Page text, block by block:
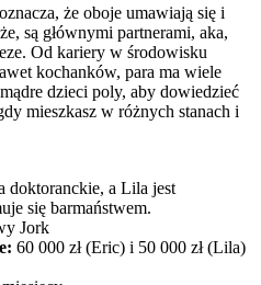
że oboje umawiają się i
są głównymi partnerami, aka,
Od kariery w środowisku
kochanków, para ma wiele
dzieci poly, aby dowiedzieć
mieszkasz w różnych stanach i
doktoranckie, a Lila jest
się barmaństwem.
Jork
60 000 zł (Eric) i 50 000 zł (Lila)